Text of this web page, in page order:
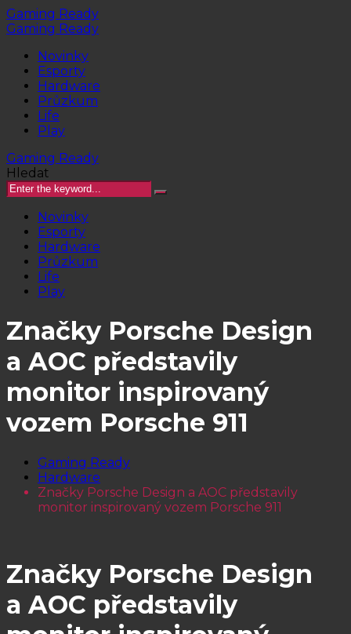
Gaming Ready
Gaming Ready
Novinky
Esporty
Hardware
Průzkum
Life
Play
Gaming Ready
Hledat
Novinky
Esporty
Hardware
Průzkum
Life
Play
Značky Porsche Design
a AOC představily
monitor inspirovaný
vozem Porsche 911
Gaming Ready
Hardware
Značky Porsche Design a AOC představily
monitor inspirovaný vozem Porsche 911
Značky Porsche Design
a AOC představily